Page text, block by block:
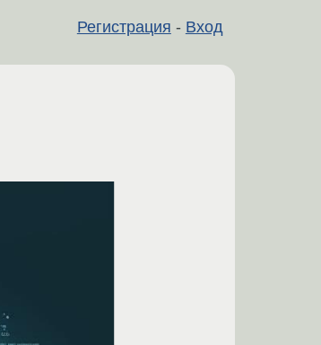
Регистрация - Вход